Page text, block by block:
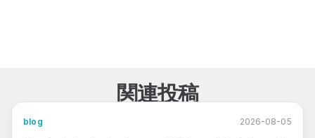
関連投稿
blog 2026-08-05